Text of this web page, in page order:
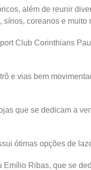
além de reunir
coreanos e muito
Club Corinthians
e vias bem
que se dedicam a
ótimas opções de
Ribas, que se